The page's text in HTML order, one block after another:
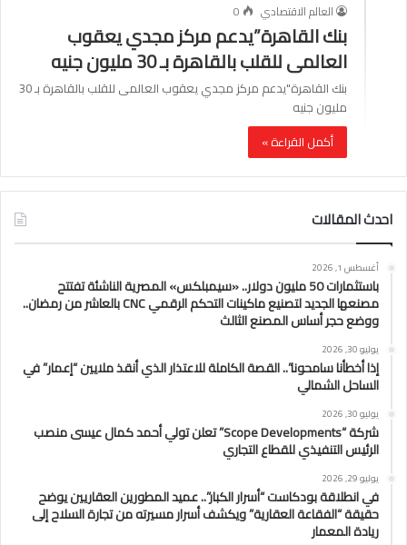
العالم الاقتصادي
0
بنك القاهرة”يدعم مركز مجدي يعقوب
العالمى للقلب بالقاهرة بـ 30 مليون جنيه
بنك القاهرة"يدعم مركز مجدي يعقوب العالمى للقلب بالقاهرة بـ 30
مليون جنيه
أكمل القراءة »
احدث المقالات
أغسطس 1, 2026
باستثمارات 50 مليون دولار.. «سيمبلكس» المصرية الناشئة تفتتح
مصنعها الجديد لتصنيع ماكينات التحكم الرقمي CNC بالعاشر من رمضان..
ووضع حجر أساس المصنع الثالث
يوليو 30, 2026
إذا أخطأنا سامحونا”.. القصة الكاملة للاعتذار الذي أنقذ ملايين “إعمار” في
الساحل الشمالي
يوليو 30, 2026
شركة “Scope Developments” تعلن تولي أحمد كمال عيسى منصب
الرئيس التنفيذي للقطاع التجاري
يوليو 29, 2026
في انطلاقة بودكاست “أسرار الكبار”.. عميد المطورين العقاريين يوضح
حقيقة “الفقاعة العقارية” ويكشف أسرار مسيرته من تجارة السلاح إلى
ريادة المعمار